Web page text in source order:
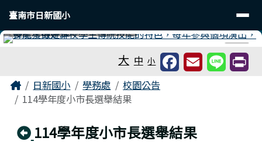
臺南市日新國小
導覽列
臺南市日新國小
⏸
大 中 小
主內容區域
Home日新國小 學務處
校園公告
114學年度小市長選舉結果
回上頁
114學年度小市長選舉結果
頁尾區域